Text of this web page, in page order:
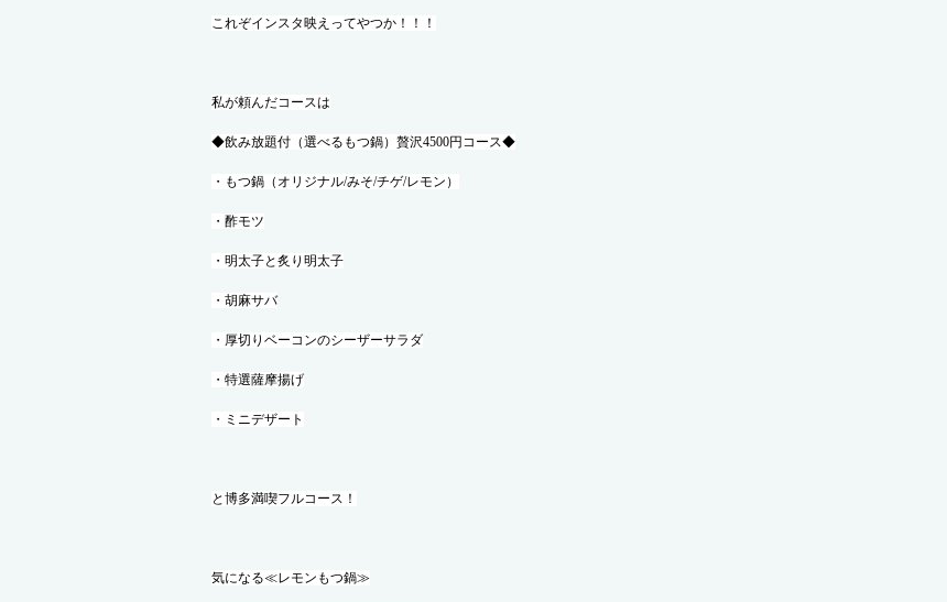
これぞインスタ映えってやつか！！！
私が頼んだコースは
◆飲み放題付（選べるもつ鍋）贅沢4500円コース◆
・もつ鍋（オリジナル/みそ/チゲ/レモン）
・酢モツ
・明太子と炙り明太子
・胡麻サバ
・厚切りベーコンのシーザーサラダ
・特選薩摩揚げ
・ミニデザート
と博多満喫フルコース！
気になる≪レモンもつ鍋≫